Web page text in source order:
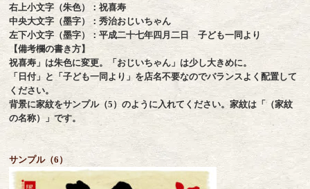
右上小文字（朱色）：祝喜寿
中央大文字（墨字）：秀治おじいちゃん
左下小文字（墨字）：平成二十七年四月二日 子ども一同より
【備考欄の書き方】
祝喜寿」は朱色に変更。「おじいちゃん」は少し大きめに。
「日付」と「子ども一同より」を店名不要なのでバランスよく配置して
ください。
背景に家紋をサンプル（5）のように入れてください。家紋は「（家紋
の名称）」です。
サンプル（6）